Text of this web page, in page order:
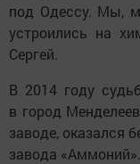
под Одессу. Мы,
устроились на
Сергей.
В 2014 году
в город
заводе, оказался
завода «Аммоний».